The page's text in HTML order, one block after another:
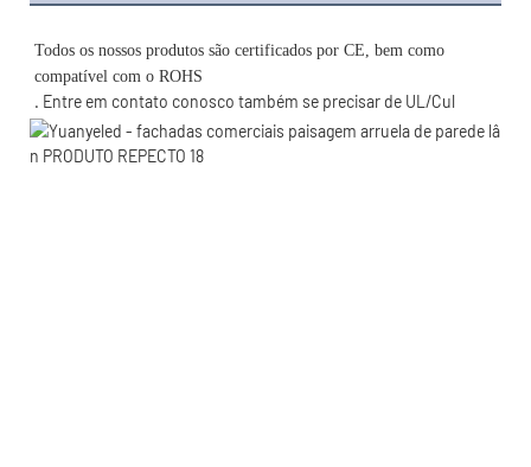
Todos os nossos produtos são certificados por CE, bem como
. Entre em contato conosco também se precisar de UL/Cul